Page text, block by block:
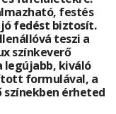
festés
jó fedést biztosít.
teszi a
színkeverő
legújabb, kiváló
formulával, a
érheted